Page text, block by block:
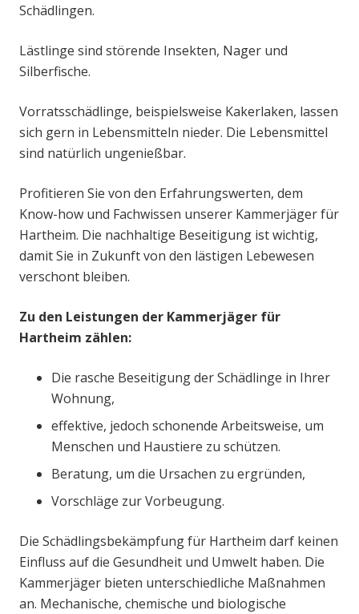
Schädlingen.
Lästlinge sind störende Insekten, Nager und
Silberfische.
Vorratsschädlinge, beispielsweise Kakerlaken, lassen
sich gern in Lebensmitteln nieder. Die Lebensmittel
sind natürlich ungenießbar.
Profitieren Sie von den Erfahrungswerten, dem
Know-how und Fachwissen unserer Kammerjäger für
Hartheim. Die nachhaltige Beseitigung ist wichtig,
damit Sie in Zukunft von den lästigen Lebewesen
verschont bleiben.
Zu den Leistungen der Kammerjäger für
Hartheim zählen:
Die rasche Beseitigung der Schädlinge in Ihrer
Wohnung,
effektive, jedoch schonende Arbeitsweise, um
Menschen und Haustiere zu schützen.
Beratung, um die Ursachen zu ergründen,
Vorschläge zur Vorbeugung.
Die Schädlingsbekämpfung für Hartheim darf keinen
Einfluss auf die Gesundheit und Umwelt haben. Die
Kammerjäger bieten unterschiedliche Maßnahmen
an. Mechanische, chemische und biologische